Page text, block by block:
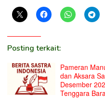
Posting terkait:
Pameran
dan Aksara
Desember
Tenggara